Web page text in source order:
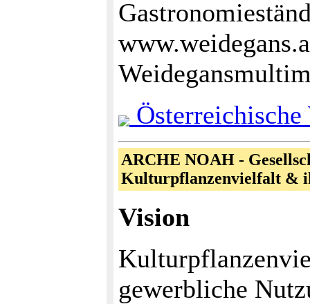
Österreichische
ARCHE NOAH -
Kulturpflanzenvielfalt &
Vision
gewerbliche